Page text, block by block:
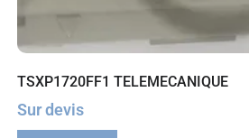
TSXP1720FF1 TELEMECANIQUE
Sur devis